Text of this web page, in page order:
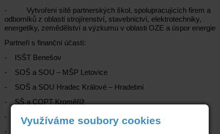
- Vytvoření sítě partnerských škol, spolupracujících firem a
odborníků z oblasti strojírenství, stavebnictví, elektrotechniky,
energetiky, zemědělství a výzkumu v oblasti OZE a úspor energie
Partneři s finanční účastí:
- ISŠT Benešov
- SOŠ a SOU – MŠP Letovice
- SOŠ a SOU Hradec Králové – Hradební
- SŠ a COPT Kroměříž
- SŠES Chomutov
- VOŠ a SZeŠ Tábor
Využíváme soubory cookies